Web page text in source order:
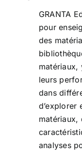
GRANTA
pour
des
matériaux,
leurs
dans
d’explorer
matériaux,
analyses